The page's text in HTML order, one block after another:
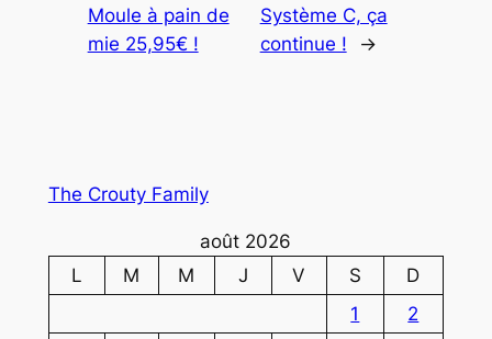
Moule à pain de
mie 25,95€ !
Système C, ça
continue !
→
The Crouty Family
août 2026
L
M M J V S
D
1
2